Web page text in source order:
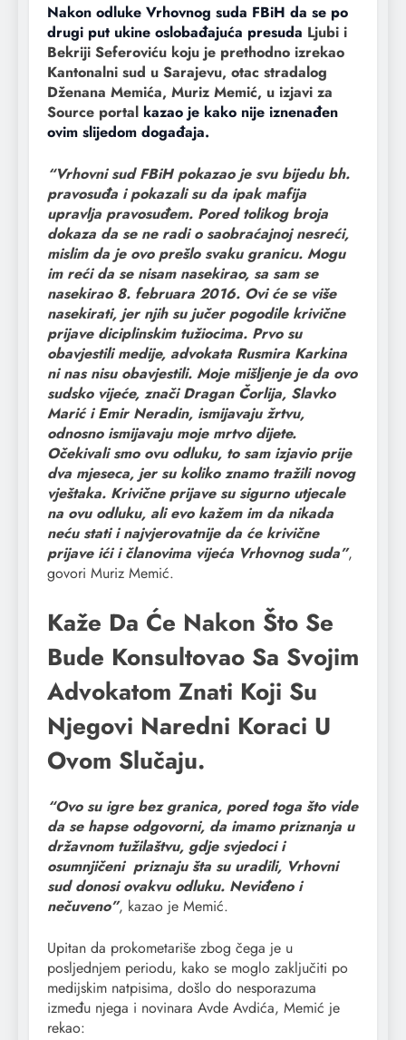
Nakon odluke Vrhovnog suda FBiH da se po
drugi put ukine oslobađajuća presuda Ljubi i
Bekriji Seferoviću koju je prethodno izrekao
Kantonalni sud u Sarajevu, otac stradalog
Dženana Memića, Muriz Memić, u izjavi za
Source portal kazao je kako nije iznenađen
ovim slijedom događaja.
“Vrhovni sud FBiH pokazao je svu bijedu bh.
pravosuđa i pokazali su da ipak mafija
upravlja pravosuđem. Pored tolikog broja
dokaza da se ne radi o saobraćajnoj nesreći,
mislim da je ovo prešlo svaku granicu. Mogu
im reći da se nisam nasekirao, sa sam se
nasekirao 8. februara 2016. Ovi će se više
nasekirati, jer njih su jučer pogodile krivične
prijave diciplinskim tužiocima. Prvo su
obavjestili medije, advokata Rusmira Karkina
ni nas nisu obavjestili. Moje mišljenje je da ovo
sudsko vijeće, znači Dragan Čorlija, Slavko
Marić i Emir Neradin, ismijavaju žrtvu,
odnosno ismijavaju moje mrtvo dijete.
Očekivali smo ovu odluku, to sam izjavio prije
dva mjeseca, jer su koliko znamo tražili novog
vještaka. Krivične prijave su sigurno utjecale
na ovu odluku, ali evo kažem im da nikada
neću stati i najvjerovatnije da će krivične
prijave ići i članovima vijeća Vrhovnog suda”,
govori Muriz Memić.
Kaže Da Će Nakon Što Se
Bude Konsultovao Sa Svojim
Advokatom Znati Koji Su
Njegovi Naredni Koraci U
Ovom Slučaju.
“Ovo su igre bez granica, pored toga što vide
da se hapse odgovorni, da imamo priznanja u
državnom tužilaštvu, gdje svjedoci i
osumnjičeni priznaju šta su uradili, Vrhovni
sud donosi ovakvu odluku. Neviđeno i
nečuveno”, kazao je Memić.
Upitan da prokometariše zbog čega je u
posljednjem periodu, kako se moglo zaključiti po
medijskim natpisima, došlo do nesporazuma
između njega i novinara Avde Avdića, Memić je
rekao: